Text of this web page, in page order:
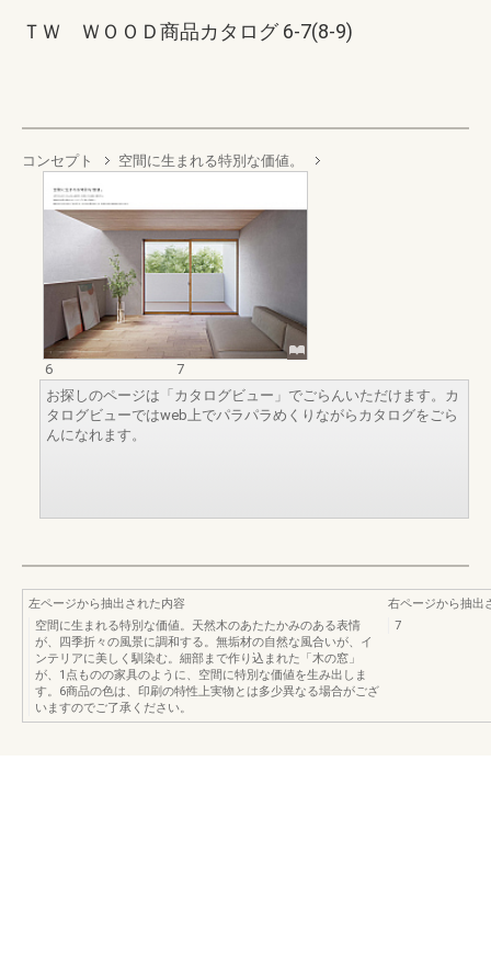
ＴＷ ＷＯＯＤ商品カタログ 6-7(8-9)
コンセプト 空間に生まれる特別な価値。
6
7
お探しのページは「カタログビュー」でごらんいただけます。カ
タログビューではweb上でパラパラめくりながらカタログをごら
んになれます。
左ページから抽出された内容
空間に生まれる特別な価値。天然木のあたたかみのある表情
が、四季折々の風景に調和する。無垢材の自然な風合いが、イ
ンテリアに美しく馴染む。細部まで作り込まれた「木の窓」
が、1点ものの家具のように、空間に特別な価値を生み出しま
す。6商品の色は、印刷の特性上実物とは多少異なる場合がござ
いますのでご了承ください。
右ページから抽出
7